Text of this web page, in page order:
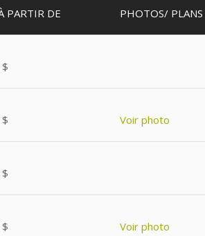
PARTIR DE PHOTOS/ PLANS
Voir photo
Voir photo